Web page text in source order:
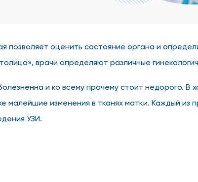
позволяет оценить состояние органа и
врачи определяют различные
и ко всему прочему стоит недорого. В
изменения в тканях матки. Каждый из
УЗИ.